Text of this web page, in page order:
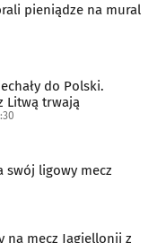
pieniądze na mural
do Polski.
Litwą trwają
swój ligowy mecz
na mecz Jagiellonii z